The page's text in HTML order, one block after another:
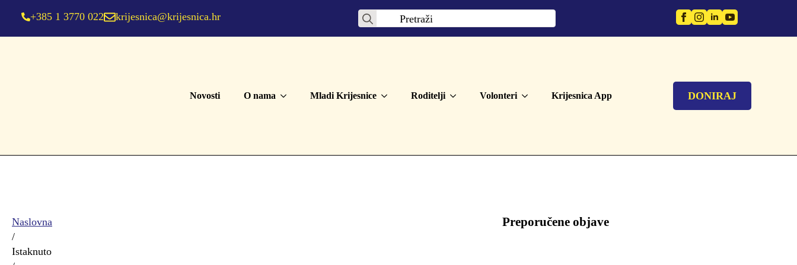
+385 1 3770 022 krijesnica@krijesnica.hr
Search
Novosti O nama Mladi Krijesnice Roditelji Volonteri Krijesnica App DONIRAJ
Naslovna
/
Istaknuto
Preporučene objave